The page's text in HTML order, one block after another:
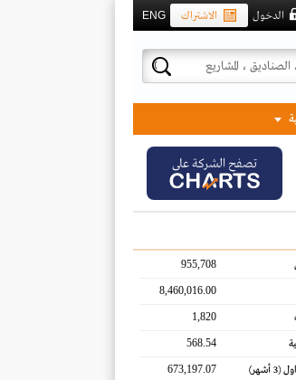
ENG الاشتراك الدخول
تصفح الشركة على
955,708
8,460,016.00
1,820
568.54
(3 أشهر) 673,197.07